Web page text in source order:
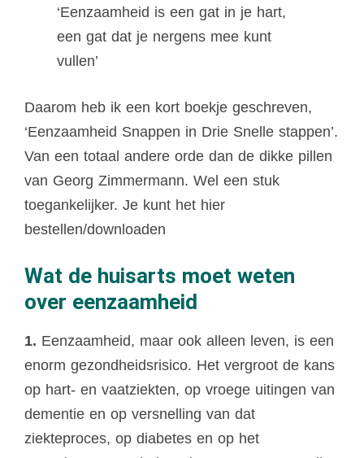
‘Eenzaamheid is een gat in je hart,
een gat dat je nergens mee kunt
vullen’
Daarom heb ik een kort boekje geschreven,
‘Eenzaamheid Snappen in Drie Snelle stappen’.
Van een totaal andere orde dan de dikke pillen
van Georg Zimmermann. Wel een stuk
toegankelijker. Je kunt het hier
bestellen/downloaden
Wat de huisarts moet weten
over eenzaamheid
1. Eenzaamheid, maar ook alleen leven, is een
enorm gezondheidsrisico. Het vergroot de kans
op hart- en vaatziekten, op vroege uitingen van
dementie en op versnelling van dat
ziekteproces, op diabetes en op het